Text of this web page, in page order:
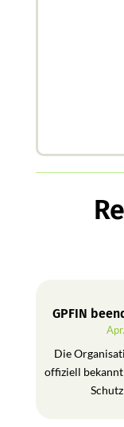
GPFIN
Die
offiziell bekannt